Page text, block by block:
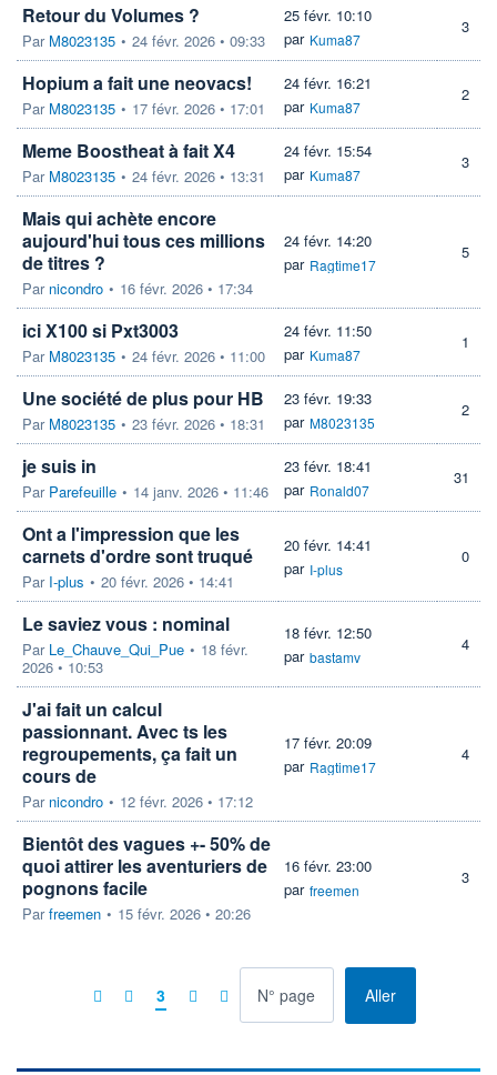
Retour du Volumes ?
Par M8023135 • 24 févr. 2026 • 09:33
25 févr. 10:10
par Kuma87
3
Hopium a fait une neovacs!
Par M8023135 • 17 févr. 2026 • 17:01
24 févr. 16:21
par Kuma87
2
Meme Boostheat à fait X4
Par M8023135 • 24 févr. 2026 • 13:31
24 févr. 15:54
par Kuma87
3
Mais qui achète encore
aujourd'hui tous ces millions
de titres ?
Par nicondro • 16 févr. 2026 • 17:34
24 févr. 14:20
par Ragtime17
5
ici X100 si Pxt3003
Par M8023135 • 24 févr. 2026 • 11:00
24 févr. 11:50
par Kuma87
1
Une société de plus pour HB
Par M8023135 • 23 févr. 2026 • 18:31
23 févr. 19:33
par M8023135
2
je suis in
Par Parefeuille • 14 janv. 2026 • 11:46
23 févr. 18:41
par Ronald07
31
Ont a l'impression que les
carnets d'ordre sont truqué
Par I-plus • 20 févr. 2026 • 14:41
20 févr. 14:41
par I-plus
0
Le saviez vous : nominal
Par Le_Chauve_Qui_Pue • 18 févr.
2026 • 10:53
18 févr. 12:50
par bastamv
4
J'ai fait un calcul
passionnant. Avec ts les
regroupements, ça fait un
cours de
Par nicondro • 12 févr. 2026 • 17:12
17 févr. 20:09
par Ragtime17
4
Bientôt des vagues +- 50% de
quoi attirer les aventuriers de
pognons facile
Parfreemen • 15 févr. 2026 • 20:26
16 févr. 23:00
par freemen
3
3 Allerà la page